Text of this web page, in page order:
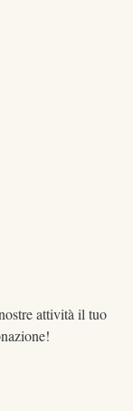
attività il tuo